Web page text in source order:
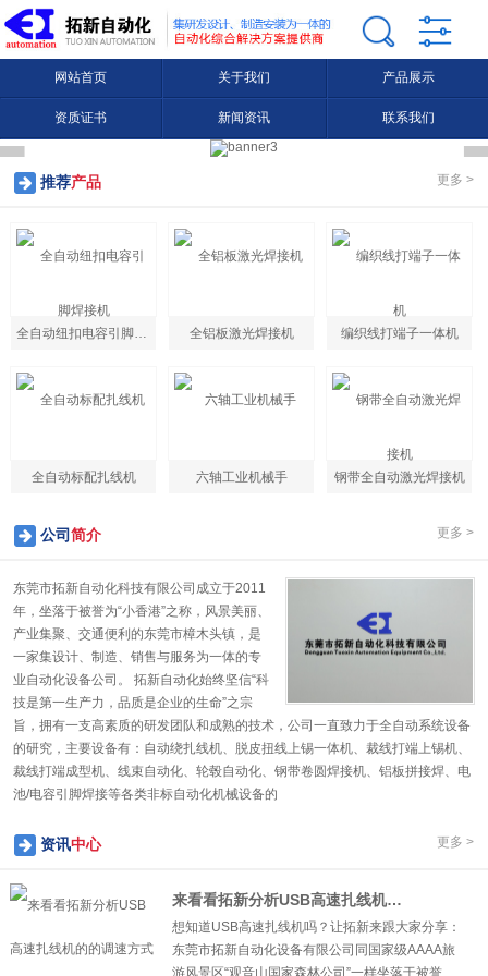
网站首页 关于我们 产品展示
资质证书 新闻资讯 联系我们
推荐产品 更多 >
全自动纽扣电容引脚焊接机 全铝板激光焊接机 编织线打端子一体机
全自动标配扎线机 六轴工业机械手 钢带全自动激光焊接机
公司简介 更多 >
东莞市拓新自动化科技有限公司成立于2011
年，坐落于被誉为“小香港”之称，风景美丽、
产业集聚、交通便利的东莞市樟木头镇，是
一家集设计、制造、销售与服务为一体的专
业自动化设备公司。 拓新自动化始终坚信“科
技是第一生产力，品质是企业的生命”之宗
旨，拥有一支高素质的研发团队和成熟的技术，公司一直致力于全自动系统设备
的研究，主要设备有：自动绕扎线机、脱皮扭线上锡一体机、裁线打端上锡机、
裁线打端成型机、线束自动化、轮毂自动化、钢带卷圆焊接机、铝板拼接焊、电
池/电容引脚焊接等各类非标自动化机械设备的
资讯中心 更多 >
来看看拓新分析USB高速扎线机的的调速方式
想知道USB高速扎线机吗？让拓新来跟大家分享：
东莞市拓新自动化设备有限公司同国家级AAAA旅
游风景区“观音山国家森林公司”一样坐落于被誉